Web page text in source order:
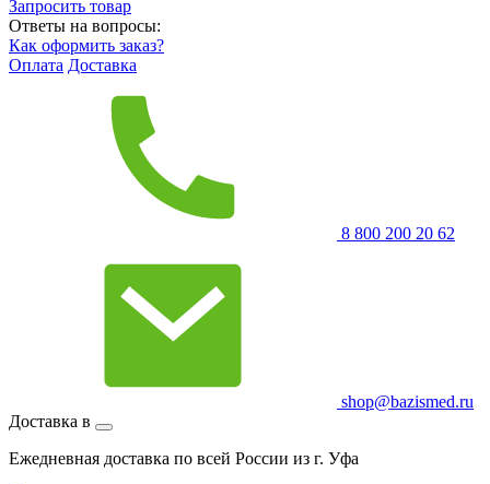
Запросить товар
Ответы на вопросы:
Как оформить заказ?
Оплата Доставка
8 800 200 20 62
shop@bazismed.ru
Доставка в
Ежедневная доставка по всей России из г. Уфа